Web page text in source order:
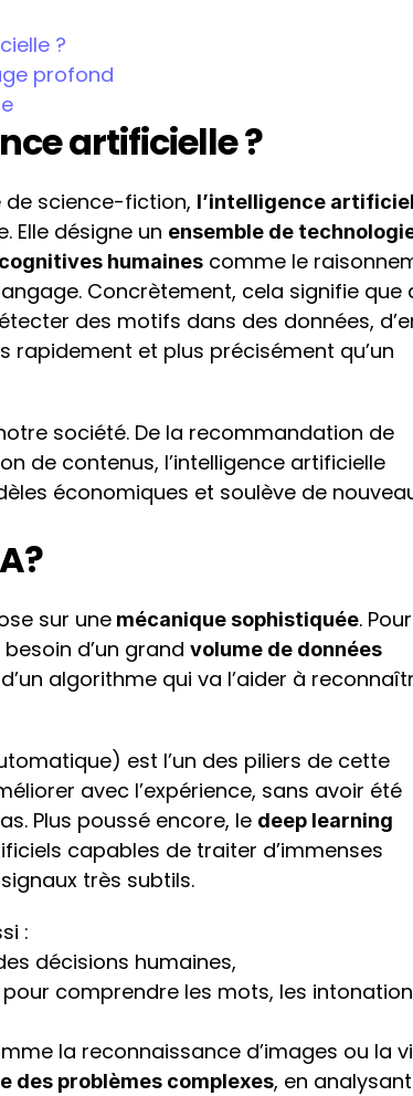
?
profond
artificielle ?
de science-fiction, l’intelligence
Elle désigne un ensemble de
humaines comme le
Concrètement, cela signifie que
des motifs dans des données,
rapidement et plus précisément qu’un
société. De la recommandation de
de contenus, l’intelligence artificielle
économiques et soulève de
sur une mécanique sophistiquée. Pour
d’un grand
algorithme qui va l’aider à
est l’un des piliers de cette
avec l’expérience, sans avoir été
Plus poussé encore, le deep learning
capables de traiter d’immenses
très subtils.
:
décisions humaines,
pour comprendre les mots, les
la reconnaissance d’images ou la
des problèmes complexes, en